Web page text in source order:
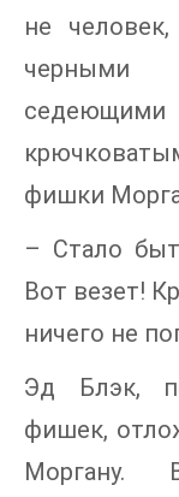
не
черными
фишки
– Стало
Вот везет!
ничего не
Эд Блэк,
фишек,
Моргану.